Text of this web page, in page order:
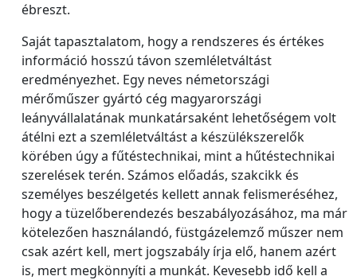
ébreszt.
Saját tapasztalatom, hogy a rendszeres és értékes
információ hosszú távon szemléletváltást
eredményezhet. Egy neves németországi
mérőműszer gyártó cég magyarországi
leányvállalatának munkatársaként lehetőségem volt
átélni ezt a szemléletváltást a készülékszerelők
körében úgy a fűtéstechnikai, mint a hűtéstechnikai
szerelések terén. Számos előadás, szakcikk és
személyes beszélgetés kellett annak felismeréséhez,
hogy a tüzelőberendezés beszabályozásához, ma már
kötelezően használandó, füstgázelemző műszer nem
csak azért kell, mert jogszabály írja elő, hanem azért
is, mert megkönnyíti a munkát. Kevesebb idő kell a